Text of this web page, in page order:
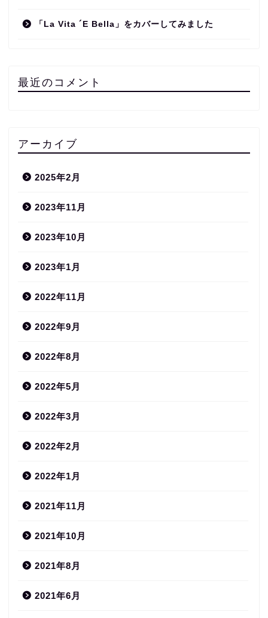
「La Vita ´E Bella」をカバーしてみました
最近のコメント
アーカイブ
2025年2月
2023年11月
2023年10月
2023年1月
2022年11月
2022年9月
2022年8月
2022年5月
2022年3月
2022年2月
2022年1月
2021年11月
2021年10月
2021年8月
2021年6月